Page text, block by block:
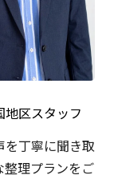
地区スタッフ
を丁寧に聞き取
整理プランをご